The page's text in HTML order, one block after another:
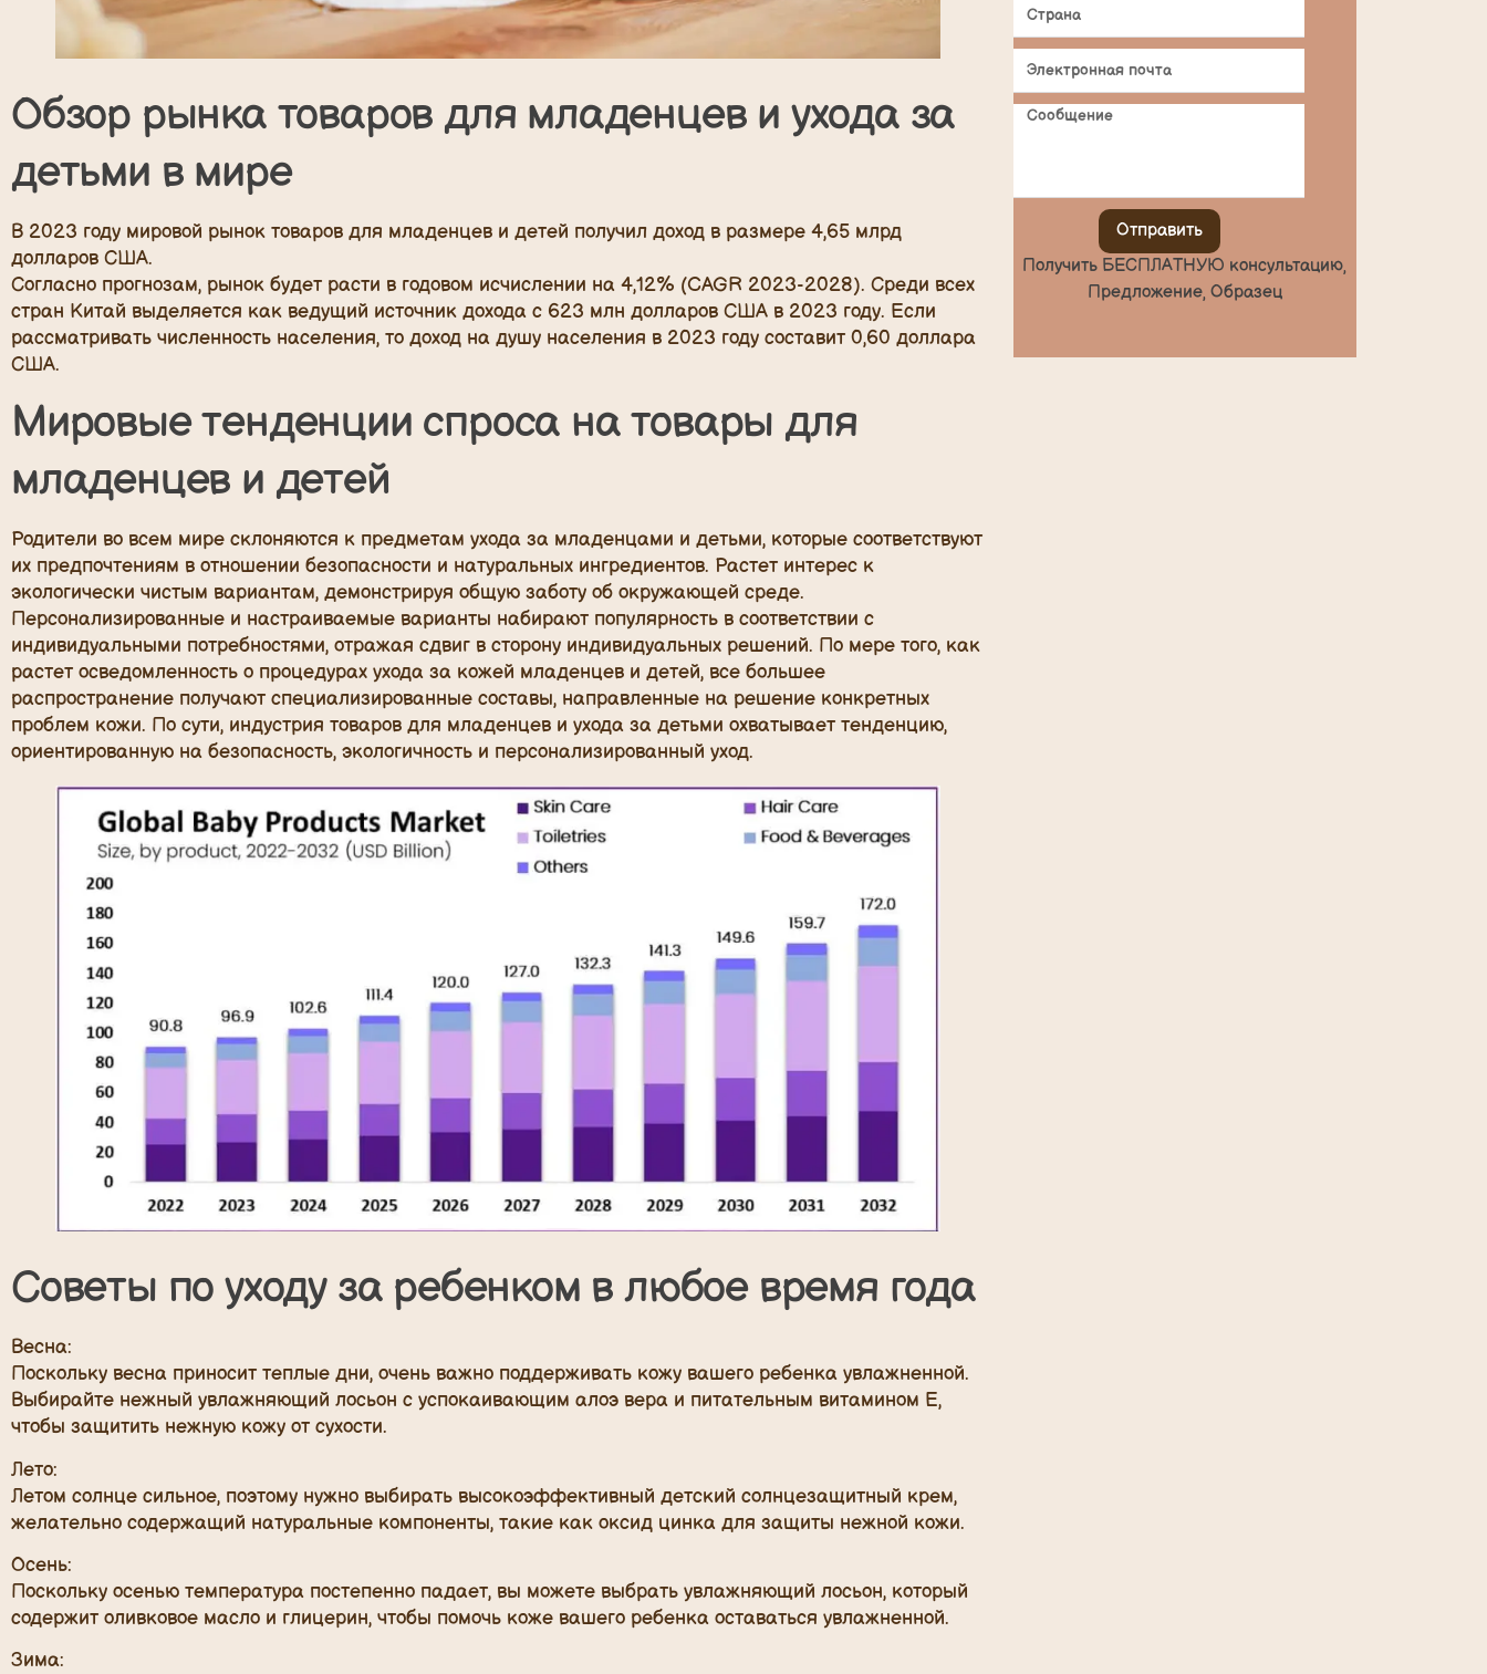
Обзор рынка товаров для младенцев и ухода за
детьми в мире
В 2023 году мировой рынок товаров для младенцев и детей получил доход в размере 4,65 млрд
долларов США.
Согласно прогнозам, рынок будет расти в годовом исчислении на 4,12% (CAGR 2023-2028). Среди всех
стран Китай выделяется как ведущий источник дохода с 623 млн долларов США в 2023 году. Если
рассматривать численность населения, то доход на душу населения в 2023 году составит 0,60 доллара
США.
Мировые тенденции спроса на товары для
младенцев и детей
Родители во всем мире склоняются к предметам ухода за младенцами и детьми, которые соответствуют
их предпочтениям в отношении безопасности и натуральных ингредиентов. Растет интерес к
экологически чистым вариантам, демонстрируя общую заботу об окружающей среде.
Персонализированные и настраиваемые варианты набирают популярность в соответствии с
индивидуальными потребностями, отражая сдвиг в сторону индивидуальных решений. По мере того, как
растет осведомленность о процедурах ухода за кожей младенцев и детей, все большее
распространение получают специализированные составы, направленные на решение конкретных
проблем кожи. По сути, индустрия товаров для младенцев и ухода за детьми охватывает тенденцию,
ориентированную на безопасность, экологичность и персонализированный уход.
Советы по уходу за ребенком в любое время года
Весна:
Поскольку весна приносит теплые дни, очень важно поддерживать кожу вашего ребенка увлажненной.
Выбирайте нежный увлажняющий лосьон с успокаивающим алоэ вера и питательным витамином Е,
чтобы защитить нежную кожу от сухости.
Лето:
Летом солнце сильное, поэтому нужно выбирать высокоэффективный детский солнцезащитный крем,
желательно содержащий натуральные компоненты, такие как оксид цинка для защиты нежной кожи.
Осень:
Поскольку осенью температура постепенно падает, вы можете выбрать увлажняющий лосьон, который
содержит оливковое масло и глицерин, чтобы помочь коже вашего ребенка оставаться увлажненной.
Зима:
Отправить
Получить БЕСПЛАТНУЮ консультацию,
Предложение, Образец